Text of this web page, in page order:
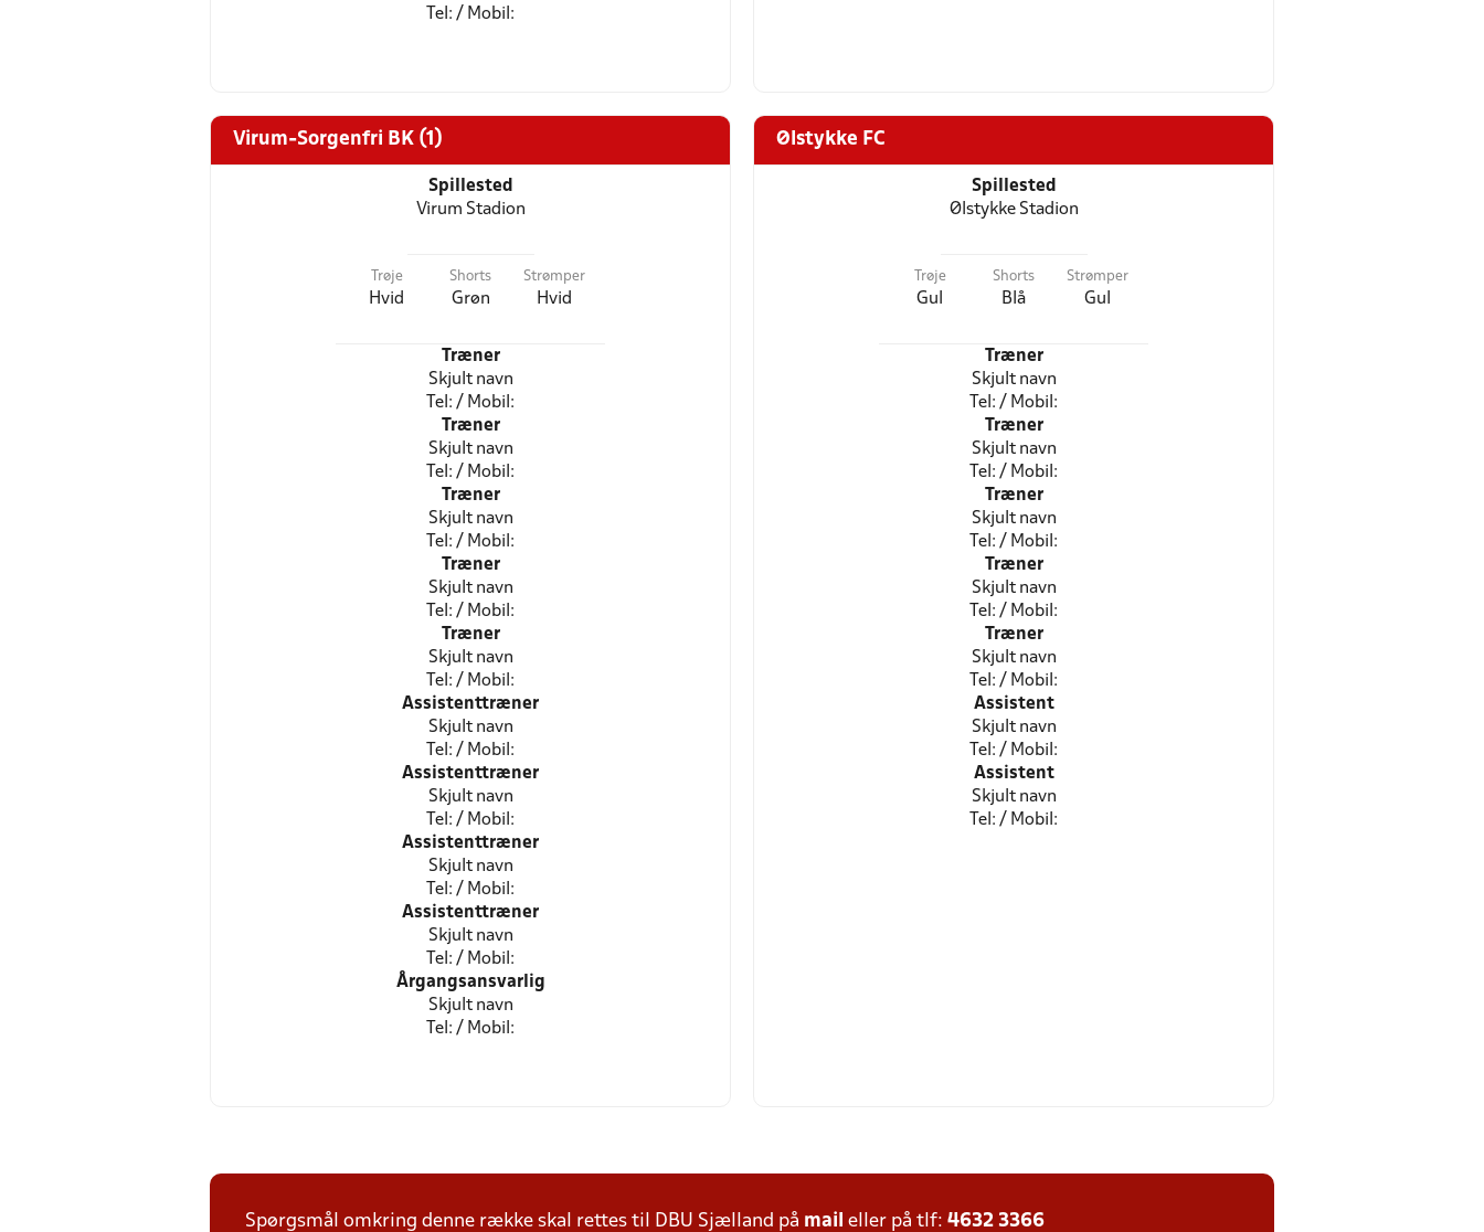
Tel: / Mobil:
Virum-Sorgenfri BK (1)
Spillested
Virum Stadion
Trøje
Hvid
Shorts
Grøn
Strømper
Hvid
Træner
Skjult navn
Tel: / Mobil:
Træner
Skjult navn
Tel: / Mobil:
Træner
Skjult navn
Tel: / Mobil:
Træner
Skjult navn
Tel: / Mobil:
Træner
Skjult navn
Tel: / Mobil:
Assistenttræner
Skjult navn
Tel: / Mobil:
Assistenttræner
Skjult navn
Tel: / Mobil:
Assistenttræner
Skjult navn
Tel: / Mobil:
Assistenttræner
Skjult navn
Tel: / Mobil:
Årgangsansvarlig
Skjult navn
Tel: / Mobil:
Ølstykke FC
Spillested
Ølstykke Stadion
Trøje
Gul
Shorts
Blå
Strømper
Gul
Træner
Skjult navn
Tel: / Mobil:
Træner
Skjult navn
Tel: / Mobil:
Træner
Skjult navn
Tel: / Mobil:
Træner
Skjult navn
Tel: / Mobil:
Træner
Skjult navn
Tel: / Mobil:
Assistent
Skjult navn
Tel: / Mobil:
Assistent
Skjult navn
Tel: / Mobil:
Spørgsmål omkring denne række skal rettes til DBU Sjælland på mail eller på tlf: 4632 3366